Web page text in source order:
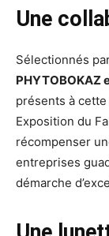
Une
Sélectionnés
PHYTOBOKAZ
présents à
Exposition du
récompenser
entreprises
démarche